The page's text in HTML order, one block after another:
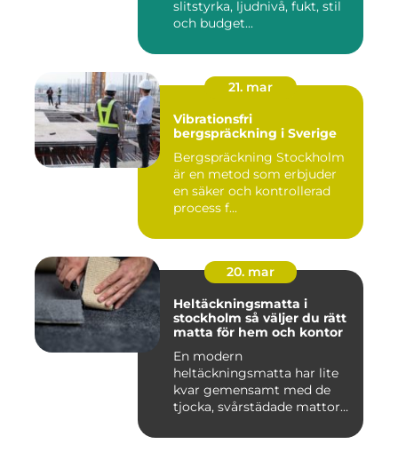
slitstyrka, ljudnivå, fukt, stil
och budget...
21. mar
Vibrationsfri
bergspräckning i Sverige
Bergspräckning Stockholm
är en metod som erbjuder
en säker och kontrollerad
process f...
20. mar
Heltäckningsmatta i
stockholm så väljer du rätt
matta för hem och kontor
En modern
heltäckningsmatta har lite
kvar gemensamt med de
tjocka, svårstädade mattor